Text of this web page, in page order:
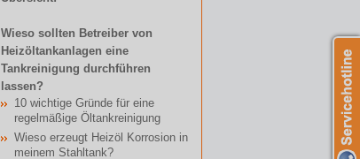
Wieso sollten Betreiber von
Heizöltankanlagen eine
Tankreinigung durchführen
lassen?
10 wichtige Gründe für eine
regelmäßige Öltankreinigung
Wieso erzeugt Heizöl Korrosion in
meinem Stahltank?